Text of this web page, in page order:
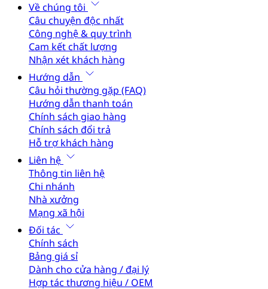
Về chúng tôi
Câu chuyện độc nhất
Công nghệ & quy trình
Cam kết chất lượng
Nhận xét khách hàng
Hướng dẫn
Câu hỏi thường gặp (FAQ)
Hướng dẫn thanh toán
Chính sách giao hàng
Chính sách đổi trả
Hỗ trợ khách hàng
Liên hệ
Thông tin liên hệ
Chi nhánh
Nhà xưởng
Mạng xã hội
Đối tác
Chính sách
Bảng giá sỉ
Dành cho cửa hàng / đại lý
Hợp tác thương hiệu / OEM